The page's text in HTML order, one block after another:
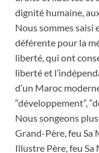
dignité humaine,
Nous sommes saisi
déférente pour la
liberté, qui ont
liberté et
d’un Maroc
“développement”,
Nous songeons
Grand-Père, feu Sa
Illustre Père, feu Sa